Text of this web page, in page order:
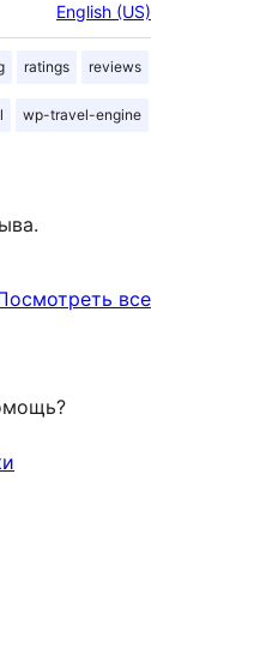
English (US)
ratings reviews
wp-travel-engine
всеотзывы